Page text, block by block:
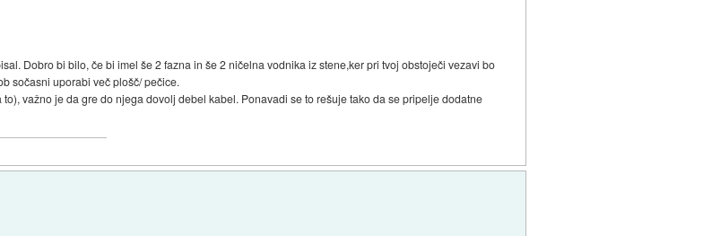
Dobro bi bilo, če bi imel še 2 fazna in še 2 ničelna vodnika iz stene,ker pri tvoj obstoječi vezavi bo
sočasni uporabi več plošč/ pečice.
važno je da gre do njega dovolj debel kabel. Ponavadi se to rešuje tako da se pripelje dodatne